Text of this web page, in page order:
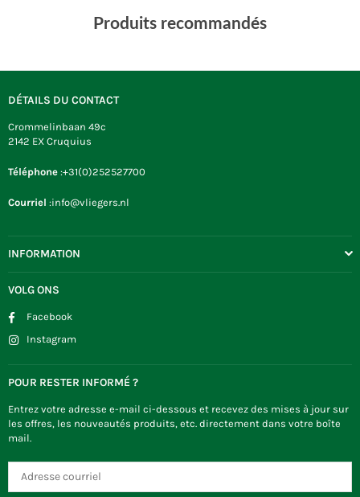
Produits recommandés
DÉTAILS DU CONTACT
Crommelinbaan 49c
2142 EX Cruquius
Téléphone :+31(0)252527700
Courriel :info@vliegers.nl
INFORMATION
VOLG ONS
Facebook
Instagram
POUR RESTER INFORMÉ ?
Entrez votre adresse e-mail ci-dessous et recevez des mises à jour sur
les offres, les nouveautés produits, etc. directement dans votre boîte
mail.